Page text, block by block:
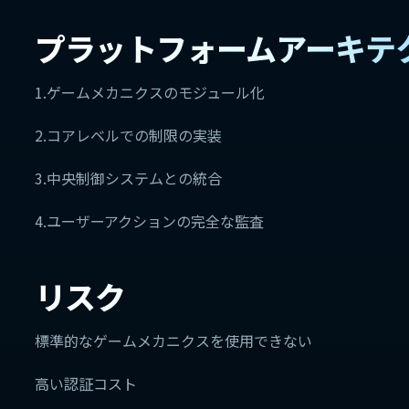
プラットフォームアーキテ
1.ゲームメカニクスのモジュール化
2.コアレベルでの制限の実装
3.中央制御システムとの統合
4.ユーザーアクションの完全な監査
リスク
標準的なゲームメカニクスを使用できない
高い認証コスト